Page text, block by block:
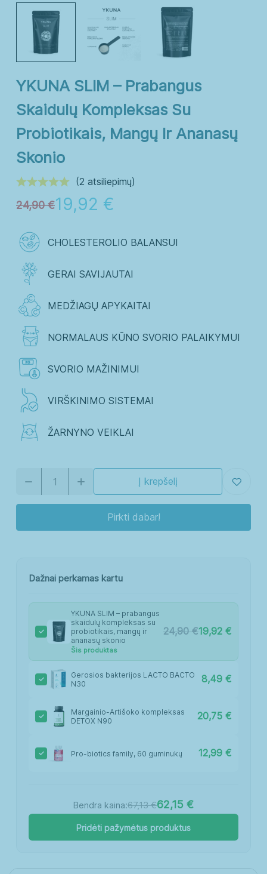
Moterys Paaugliai
Guminukai
Milteliai
Minkštos kapsulės
Skystieji maisto papildai
YKUNA SLIM – Prabangus
Skaidulų Kompleksas Su
Probiotikais, Mangų Ir Ananasų
Skonio
(2 atsiliepimų)
24,90€19,92 €
CHOLESTEROLIO BALANSUI
GERAI SAVIJAUTAI
MEDŽIAGŲ APYKAITAI
NORMALAUS KŪNO SVORIO PALAIKYMUI
SVORIO MAŽINIMUI
VIRŠKINIMO SISTEMAI
ŽARNYNO VEIKLAI
Į krepšelį
Pirkti dabar!
Dažnai perkamas kartu
YKUNA SLIM – prabangus
skaidulų kompleksas su
probiotikais, mangų ir
ananasų skonio
Šis produktas
24,90€19,92 €
Gerosios bakterijos LACTO BACTO
N30
8,49 €
Margainio-Artišoko kompleksas
DETOX N90
20,75 €
Pro-biotics family, 60 guminukų 12,99 €
Bendra kaina:67,13 €62,15 €
Pridėti pažymėtus produktus